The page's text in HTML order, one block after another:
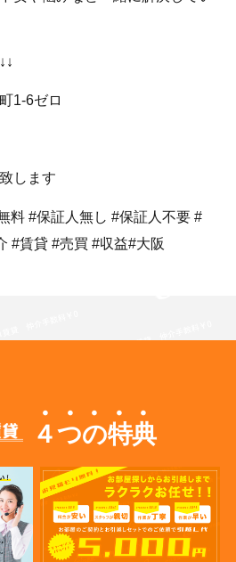
1-6ゼロ
します
料 #保証人無し #保証人不要 #
#賃貸 #売買 #収益#大阪
４つの特典